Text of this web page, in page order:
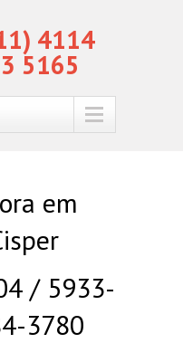
4114
5165
em
/ 5933-
3780